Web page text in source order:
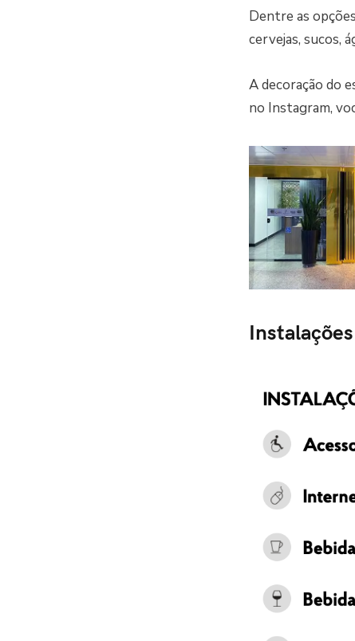
Dentre as
cervejas, sucos,
A decoração do
no Instagram,